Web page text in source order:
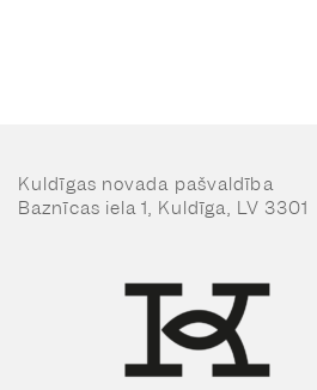
Kuldīgas novada pašvaldība
Baznīcas iela 1, Kuldīga, LV 3301